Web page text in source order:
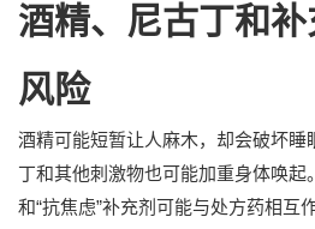
酒精、尼古丁和
风险
酒精可能短暂让人麻木，却会破坏睡
丁和其他刺激物也可能加重身体唤起
和“抗焦虑”补充剂可能与处方药相互